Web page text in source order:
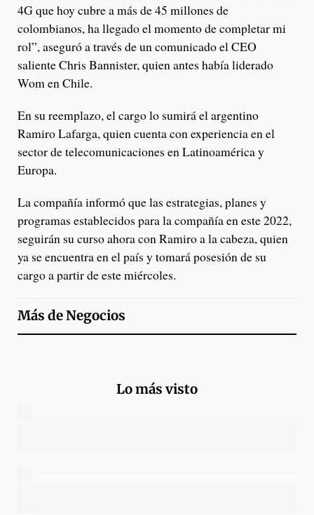
4G que hoy cubre a más de 45 millones de
colombianos, ha llegado el momento de completar mi
rol”, aseguró a través de un comunicado el CEO
saliente Chris Bannister, quien antes había liderado
Wom en Chile.
En su reemplazo, el cargo lo sumirá el argentino
Ramiro Lafarga, quien cuenta con experiencia en el
sector de telecomunicaciones en Latinoamérica y
Europa.
La compañía informó que las estrategias, planes y
programas establecidos para la compañía en este 2022,
seguirán su curso ahora con Ramiro a la cabeza, quien
ya se encuentra en el país y tomará posesión de su
cargo a partir de este miércoles.
Más deNegocios
Lo más visto